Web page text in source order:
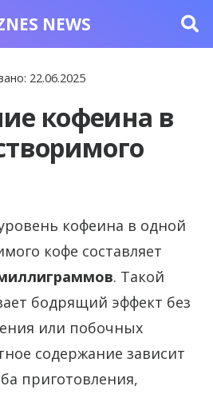
NEWS
22.06.2025
кофеина в
кофеина в одной
кофе составляет
. Такой
бодрящий эффект без
или побочных
содержание зависит
приготовления,